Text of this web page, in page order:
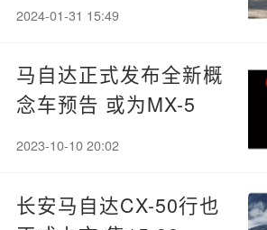
2024-01-31 15:49
马自达正式发布全新概
念车预告 或为MX-5
2023-10-10 20:02
长安马自达CX-50行也